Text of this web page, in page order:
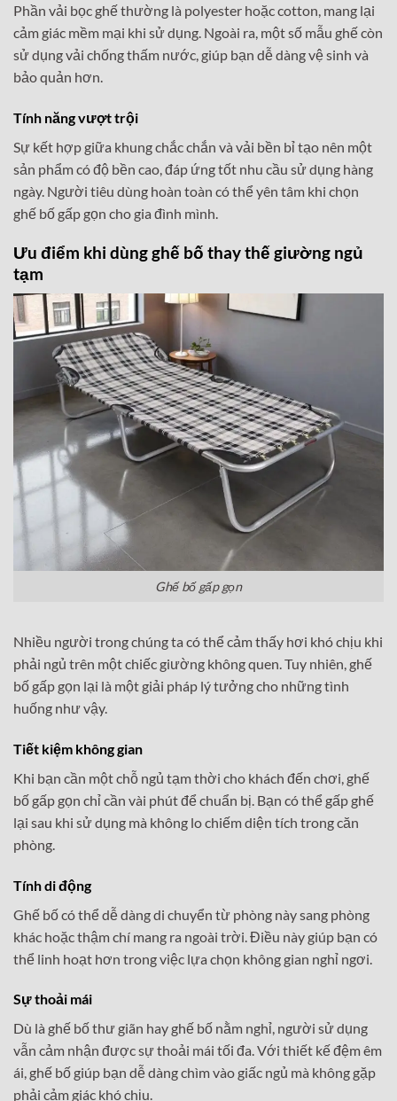
Phần vải bọc ghế thường là polyester hoặc cotton, mang lại
cảm giác mềm mại khi sử dụng. Ngoài ra, một số mẫu ghế còn
sử dụng vải chống thấm nước, giúp bạn dễ dàng vệ sinh và
bảo quản hơn.
Tính năng vượt trội
Sự kết hợp giữa khung chắc chắn và vải bền bỉ tạo nên một
sản phẩm có độ bền cao, đáp ứng tốt nhu cầu sử dụng hàng
ngày. Người tiêu dùng hoàn toàn có thể yên tâm khi chọn
ghế bố gấp gọn cho gia đình mình.
Ưu điểm khi dùng ghế bố thay thế giường ngủ
tạm
Ghế bố gấp gọn
Nhiều người trong chúng ta có thể cảm thấy hơi khó chịu khi
phải ngủ trên một chiếc giường không quen. Tuy nhiên, ghế
bố gấp gọn lại là một giải pháp lý tưởng cho những tình
huống như vậy.
Tiết kiệm không gian
Khi bạn cần một chỗ ngủ tạm thời cho khách đến chơi, ghế
bố gấp gọn chỉ cần vài phút để chuẩn bị. Bạn có thể gấp ghế
lại sau khi sử dụng mà không lo chiếm diện tích trong căn
phòng.
Tính di động
Ghế bố có thể dễ dàng di chuyển từ phòng này sang phòng
khác hoặc thậm chí mang ra ngoài trời. Điều này giúp bạn có
thể linh hoạt hơn trong việc lựa chọn không gian nghỉ ngơi.
Sự thoải mái
Dù là ghế bố thư giãn hay ghế bố nằm nghỉ, người sử dụng
vẫn cảm nhận được sự thoải mái tối đa. Với thiết kế đệm êm
ái, ghế bố giúp bạn dễ dàng chìm vào giấc ngủ mà không gặp
phải cảm giác khó chịu.